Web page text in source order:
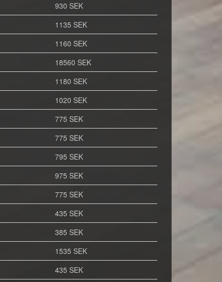
930 SEK
1135 SEK
1160 SEK
18560 SEK
1180 SEK
1020 SEK
775 SEK
775 SEK
795 SEK
975 SEK
775 SEK
435 SEK
385 SEK
1535 SEK
435 SEK